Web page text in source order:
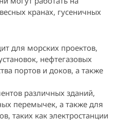
кранах, гусеничных
для морских проектов,
нефтегазовых
портов и доков, а также
различных зданий,
перемычек, а также для
таких как электростанции